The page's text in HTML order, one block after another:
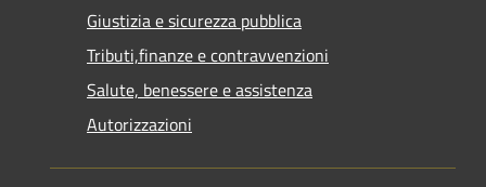
Giustizia e sicurezza pubblica
Tributi,finanze e contravvenzioni
Salute, benessere e assistenza
Autorizzazioni